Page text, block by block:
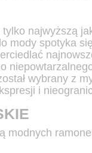
najwyższą
mody spotyka
wybrany z
i
modnych